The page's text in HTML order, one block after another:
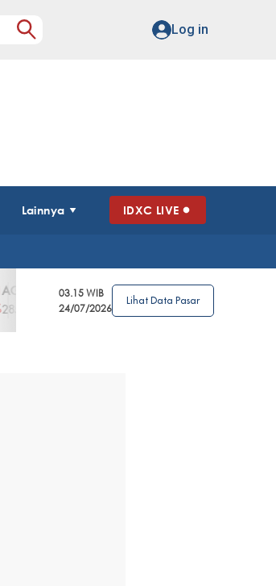
Log in
Lainnya IDXC LIVE
3.39%
AGRO
148
2.63%
0%
AHAP
03.15 WIB
24/07/2026
Lihat Data Pasar